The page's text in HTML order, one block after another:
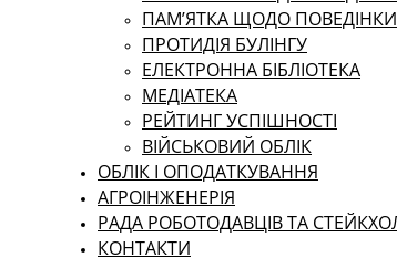
ПАМ’ЯТКА ЩОДО
ПРОТИДІЯ БУЛІНГУ
ЕЛЕКТРОННА БІБЛІОТЕКА
МЕДІАТЕКА
РЕЙТИНГ УСПІШНОСТІ
ВІЙСЬКОВИЙ ОБЛІК
ОБЛІК І ОПОДАТКУВАННЯ
АГРОІНЖЕНЕРІЯ
РАДА РОБОТОДАВЦІВ ТА
КОНТАКТИ